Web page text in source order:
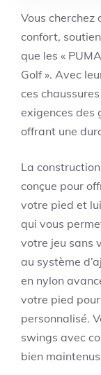
Vous cherchez
confort,
que les «
Golf ». Avec
ces
exigences des
offrant une
La
conçue pour
votre pied et
qui vous
votre jeu sans
au système
en nylon
votre pied
personnalisé.
swings avec
bien